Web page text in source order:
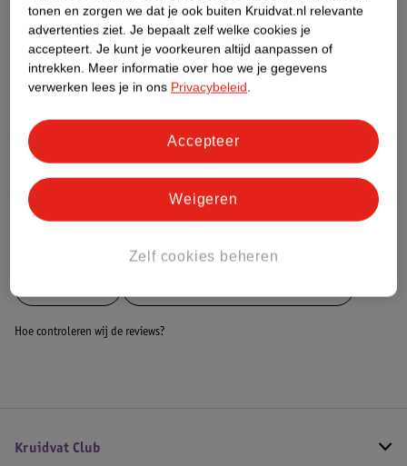
Nature Impact Score
Dit product heeft (nog) geen Nature
Impact Score.
Bestel & Bezorginformatie
Hoe controleren wij de reviews?
Kruidvat Club
tonen en zorgen we dat je ook buiten Kruidvat.nl relevante
advertenties ziet. Je bepaalt zelf welke cookies je
accepteert. Je kunt je voorkeuren altijd aanpassen of
intrekken. Meer informatie over hoe we je gegevens
verwerken lees je in ons Privacybeleid.
Zelf cookies beheren
Weigeren
Accepteer